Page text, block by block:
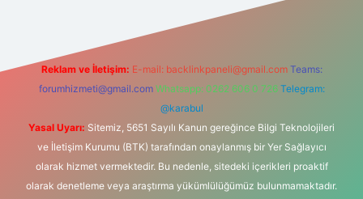
Reklam ve İletişim: E-mail: backlinkpaneli@gmail.com Teams:
forumhizmeti@gmail.com Whatsapp: 0262 606 0 726 Telegram:
@karabul
Yasal Uyarı: Sitemiz, 5651 Sayılı Kanun gereğince Bilgi Teknolojileri
ve İletişim Kurumu (BTK) tarafından onaylanmış bir Yer Sağlayıcı
olarak hizmet vermektedir. Bu nedenle, sitedeki içerikleri proaktif
olarak denetleme veya araştırma yükümlülüğümüz bulunmamaktadır.